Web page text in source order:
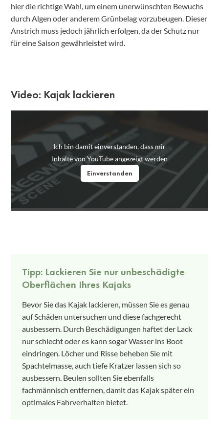
hier die richtige Wahl, um einem unerwünschten Bewuchs
durch Algen oder anderem Grünbelag vorzubeugen. Dieser
Anstrich muss jedoch jährlich erfolgen, da der Schutz nur
für eine Saison gewährleistet wird.
Video: Kajak lackieren
Ich bin damit einverstanden, dass mir
Inhalte von YouTube angezeigt werden
Einverstanden
Tipp: Lackieren Sie nur unbeschädigte
Oberflächen Ihres Kajaks
Bevor Sie das Kajak lackieren, müssen Sie es genau
auf Schäden untersuchen und diese fachgerecht
ausbessern. Durch Beschädigungen haftet der Lack
nur schlecht oder es kann sogar Wasser ins Boot
eindringen. Löcher und Risse beheben Sie mit
Spachtelmasse, auch tiefe Kratzer lassen sich so
ausbessern. Beulen sollten Sie ebenfalls
fachmännisch entfernen, damit das Kajak später ein
optimales Fahrverhalten bietet.